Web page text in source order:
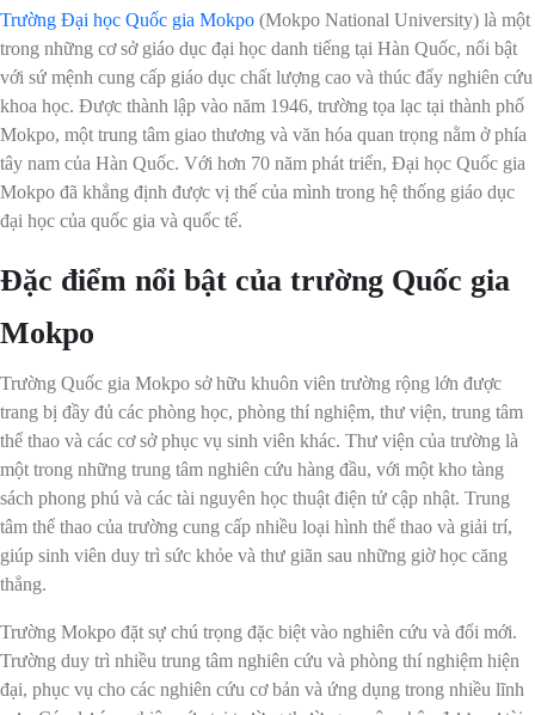
Trường Đại học Quốc gia Mokpo (Mokpo National University) là một
trong những cơ sở giáo dục đại học danh tiếng tại Hàn Quốc, nổi bật
với sứ mệnh cung cấp giáo dục chất lượng cao và thúc đẩy nghiên cứu
khoa học. Được thành lập vào năm 1946, trường tọa lạc tại thành phố
Mokpo, một trung tâm giao thương và văn hóa quan trọng nằm ở phía
tây nam của Hàn Quốc. Với hơn 70 năm phát triển, Đại học Quốc gia
Mokpo đã khẳng định được vị thế của mình trong hệ thống giáo dục
đại học của quốc gia và quốc tế.
Đặc điểm nổi bật của trường Quốc gia
Mokpo
Trường Quốc gia Mokpo sở hữu khuôn viên trường rộng lớn được
trang bị đầy đủ các phòng học, phòng thí nghiệm, thư viện, trung tâm
thể thao và các cơ sở phục vụ sinh viên khác. Thư viện của trường là
một trong những trung tâm nghiên cứu hàng đầu, với một kho tàng
sách phong phú và các tài nguyên học thuật điện tử cập nhật. Trung
tâm thể thao của trường cung cấp nhiều loại hình thể thao và giải trí,
giúp sinh viên duy trì sức khỏe và thư giãn sau những giờ học căng
thẳng.
Trường Mokpo đặt sự chú trọng đặc biệt vào nghiên cứu và đổi mới.
Trường duy trì nhiều trung tâm nghiên cứu và phòng thí nghiệm hiện
đại, phục vụ cho các nghiên cứu cơ bản và ứng dụng trong nhiều lĩnh